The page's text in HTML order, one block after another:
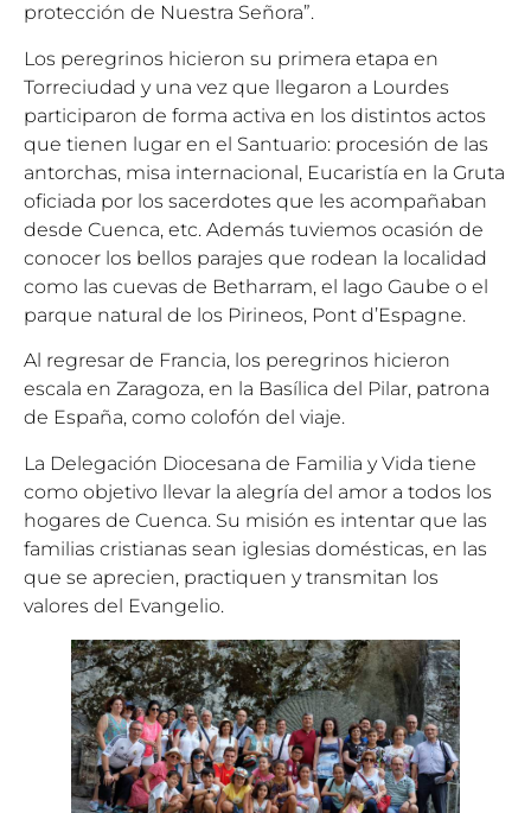
protección de Nuestra Señora”.
Los peregrinos hicieron su primera etapa en
Torreciudad y una vez que llegaron a Lourdes
participaron de forma activa en los distintos actos
que tienen lugar en el Santuario: procesión de las
antorchas, misa internacional, Eucaristía en la Gruta
oficiada por los sacerdotes que les acompañaban
desde Cuenca, etc. Además tuviemos ocasión de
conocer los bellos parajes que rodean la localidad
como las cuevas de Betharram, el lago Gaube o el
parque natural de los Pirineos, Pont d’Espagne.
Al regresar de Francia, los peregrinos hicieron
escala en Zaragoza, en la Basílica del Pilar, patrona
de España, como colofón del viaje.
La Delegación Diocesana de Familia y Vida tiene
como objetivo llevar la alegría del amor a todos los
hogares de Cuenca. Su misión es intentar que las
familias cristianas sean iglesias domésticas, en las
que se aprecien, practiquen y transmitan los
valores del Evangelio.